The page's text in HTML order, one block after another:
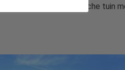
botanische tuin